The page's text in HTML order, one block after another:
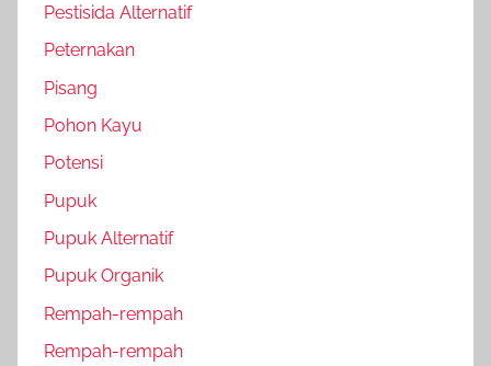
Pestisida Alternatif
Peternakan
Pisang
Pohon Kayu
Potensi
Pupuk
Pupuk Alternatif
Pupuk Organik
Rempah-rempah
Rempah-rempah